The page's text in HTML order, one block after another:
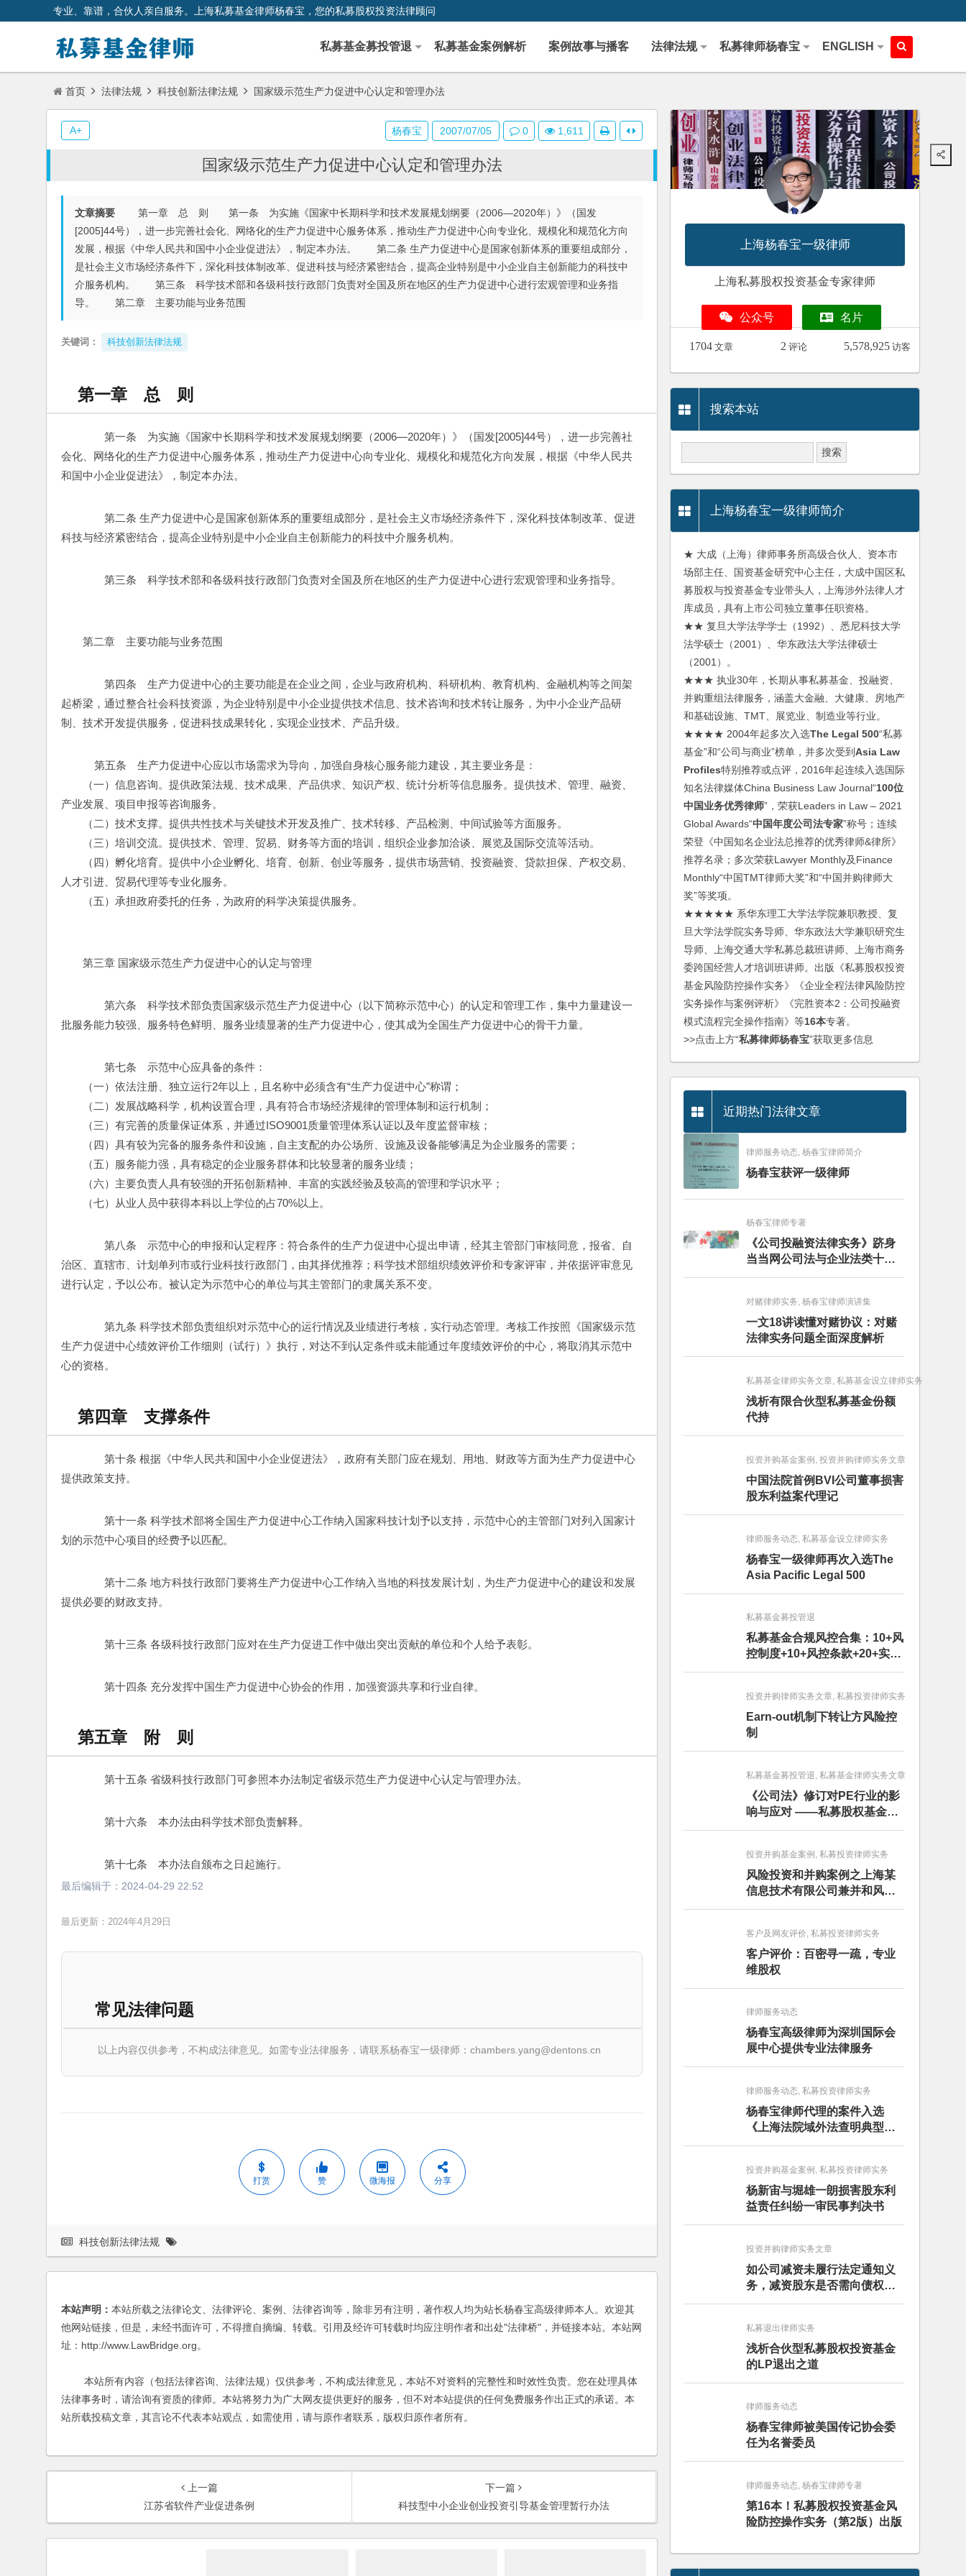
专业、靠谱，合伙人亲自服务。上海私募基金律师杨春宝，您的私募股权投资法律顾问
私募基金募投管退 私募基金案例解析 案例故事与播客 法律法规 私募律师杨春宝 ENGLISH
首页 法律法规 科技创新法律法规 国家级示范生产力促进中心认定和管理办法
国家级示范生产力促进中心认定和管理办法
文章摘要 第一章 总 则 第一条 为实施《国家中长期科学和技术发展规划纲要（2006—2020年）》（国发
[2005]44号），进一步完善社会化、网络化的生产力促进中心服务体系，推动生产力促进中心向专业化、规模化和规范化方向
发展，根据《中华人民共和国中小企业促进法》，制定本办法。 第二条 生产力促进中心是国家创新体系的重要组成部分，
是社会主义市场经济条件下，深化科技体制改革、促进科技与经济紧密结合，提高企业特别是中小企业自主创新能力的科技中
介服务机构。 第三条 科学技术部和各级科技行政部门负责对全国及所在地区的生产力促进中心进行宏观管理和业务指
导。 第二章 主要功能与业务范围
关键词： 科技创新法律法规
第一章 总 则
第一条　为实施《国家中长期科学和技术发展规划纲要（2006—2020年）》（国发[2005]44号），进一步完善社
会化、网络化的生产力促进中心服务体系，推动生产力促进中心向专业化、规模化和规范化方向发展，根据《中华人民共
和国中小企业促进法》，制定本办法。
第二条 生产力促进中心是国家创新体系的重要组成部分，是社会主义市场经济条件下，深化科技体制改革、促进
科技与经济紧密结合，提高企业特别是中小企业自主创新能力的科技中介服务机构。
第三条　科学技术部和各级科技行政部门负责对全国及所在地区的生产力促进中心进行宏观管理和业务指导。
第二章　主要功能与业务范围
第四条　生产力促进中心的主要功能是在企业之间，企业与政府机构、科研机构、教育机构、金融机构等之间架
起桥梁，通过整合社会科技资源，为企业特别是中小企业提供技术信息、技术咨询和技术转让服务，为中小企业产品研
制、技术开发提供服务，促进科技成果转化，实现企业技术、产品升级。
第五条　生产力促进中心应以市场需求为导向，加强自身核心服务能力建设，其主要业务是：
（一）信息咨询。提供政策法规、技术成果、产品供求、知识产权、统计分析等信息服务。提供技术、管理、融资、
产业发展、项目申报等咨询服务。
（二）技术支撑。提供共性技术与关键技术开发及推广、技术转移、产品检测、中间试验等方面服务。
（三）培训交流。提供技术、管理、贸易、财务等方面的培训，组织企业参加洽谈、展览及国际交流等活动。
（四）孵化培育。提供中小企业孵化、培育、创新、创业等服务，提供市场营销、投资融资、贷款担保、产权交易、
人才引进、贸易代理等专业化服务。
（五）承担政府委托的任务，为政府的科学决策提供服务。
第三章 国家级示范生产力促进中心的认定与管理
第六条　科学技术部负责国家级示范生产力促进中心（以下简称示范中心）的认定和管理工作，集中力量建设一
批服务能力较强、服务特色鲜明、服务业绩显著的生产力促进中心，使其成为全国生产力促进中心的骨干力量。
第七条　示范中心应具备的条件：
（一）依法注册、独立运行2年以上，且名称中必须含有“生产力促进中心”称谓；
（二）发展战略科学，机构设置合理，具有符合市场经济规律的管理体制和运行机制；
（三）有完善的质量保证体系，并通过ISO9001质量管理体系认证以及年度监督审核；
（四）具有较为完备的服务条件和设施，自主支配的办公场所、设施及设备能够满足为企业服务的需要；
（五）服务能力强，具有稳定的企业服务群体和比较显著的服务业绩；
（六）主要负责人具有较强的开拓创新精神、丰富的实践经验及较高的管理和学识水平；
（七）从业人员中获得本科以上学位的占70%以上。
第八条　示范中心的申报和认定程序：符合条件的生产力促进中心提出申请，经其主管部门审核同意，报省、自
治区、直辖市、计划单列市或行业科技行政部门，由其择优推荐；科学技术部组织绩效评价和专家评审，并依据评审意见
进行认定，予以公布。被认定为示范中心的单位与其主管部门的隶属关系不变。
第九条 科学技术部负责组织对示范中心的运行情况及业绩进行考核，实行动态管理。考核工作按照《国家级示范
生产力促进中心绩效评价工作细则（试行）》执行，对达不到认定条件或未能通过年度绩效评价的中心，将取消其示范中
心的资格。
第四章 支撑条件
第十条 根据《中华人民共和国中小企业促进法》，政府有关部门应在规划、用地、财政等方面为生产力促进中心
提供政策支持。
第十一条 科学技术部将全国生产力促进中心工作纳入国家科技计划予以支持，示范中心的主管部门对列入国家计
划的示范中心项目的经费予以匹配。
第十二条 地方科技行政部门要将生产力促进中心工作纳入当地的科技发展计划，为生产力促进中心的建设和发展
提供必要的财政支持。
第十三条 各级科技行政部门应对在生产力促进工作中做出突出贡献的单位和个人给予表彰。
第十四条 充分发挥中国生产力促进中心协会的作用，加强资源共享和行业自律。
第五章 附 则
第十五条 省级科技行政部门可参照本办法制定省级示范生产力促进中心认定与管理办法。
第十六条　本办法由科学技术部负责解释。
第十七条　本办法自颁布之日起施行。
最后编辑于： 2024-04-29 22:52
最后更新：2024年4月29日
常见法律问题
以上内容仅供参考，不构成法律意见。如需专业法律服务，请联系杨春宝一级律师：chambers.yang@dentons.cn
打赏 赞 微海报 分享
杨春宝 2007/07/05 0 1,611
A+
科技创新法律法规
本站声明： 本站所载之法律论文、法律评论、案例、法律咨询等，除非另有注明，著作权人均为站长杨春宝高级律师本人。欢迎其
他网站链接，但是，未经书面许可，不得擅自摘编、转载。引用及经许可转载时均应注明作者和出处"法律桥"，并链接本站。本站网
址：http://www.LawBridge.org。
本站所有内容（包括法律咨询、法律法规）仅供参考，不构成法律意见，本站不对资料的完整性和时效性负责。您在处理具体
法律事务时，请洽询有资质的律师。本站将努力为广大网友提供更好的服务，但不对本站提供的任何免费服务作出正式的承诺。本
站所载投稿文章，其言论不代表本站观点，如需使用，请与原作者联系，版权归原作者所有。
上一篇
江苏省软件产业促进条例
下一篇
科技型中小企业创业投资引导基金管理暂行办法
上海杨春宝一级律师
上海私募股权投资基金专家律师
公众号 名片
1704 文章 2 评论 5,578,925 访客
搜索本站
上海杨春宝一级律师简介
★ 大成（上海）律师事务所高级合伙人、资本市
场部主任、国资基金研究中心主任，大成中国区私
募股权与投资基金专业带头人，上海涉外法律人才
库成员，具有上市公司独立董事任职资格。
★★ 复旦大学法学学士（1992）、悉尼科技大学
法学硕士（2001）、华东政法大学法律硕士
（2001）。
★★★ 执业30年，长期从事私募基金、投融资、
并购重组法律服务，涵盖大金融、大健康、房地产
和基础设施、TMT、展览业、制造业等行业。
★★★★ 2004年起多次入选The Legal 500“私募
基金”和“公司与商业”榜单，并多次受到Asia Law
Profiles特别推荐或点评，2016年起连续入选国际
知名法律媒体China Business Law Journal“100位
中国业务优秀律师”，荣获Leaders in Law – 2021
Global Awards“中国年度公司法专家”称号；连续
荣登《中国知名企业法总推荐的优秀律师&律所》
推荐名录；多次荣获Lawyer Monthly及Finance
Monthly“中国TMT律师大奖”和“中国并购律师大
奖”等奖项。
★★★★★ 系华东理工大学法学院兼职教授、复
旦大学法学院实务导师、华东政法大学兼职研究生
导师、上海交通大学私募总裁班讲师、上海市商务
委跨国经营人才培训班讲师。出版《私募股权投资
基金风险防控操作实务》《企业全程法律风险防控
实务操作与案例评析》《完胜资本2：公司投融资
模式流程完全操作指南》等16本专著。
>>点击上方“私募律师杨春宝”获取更多信息
近期热门法律文章
律师服务动态, 杨春宝律师简介
杨春宝获评一级律师
杨春宝律师专著
《公司投融资法律实务》跻身
当当网公司法与企业法类十大
畅销图书榜
对赌律师实务, 杨春宝律师演讲集
一文18讲读懂对赌协议：对赌
法律实务问题全面深度解析
私募基金律师实务文章, 私募基金设立律师实务
浅析有限合伙型私募基金份额
代持
投资并购基金案例, 投资并购律师实务文章
中国法院首例BVI公司董事损害
股东利益案代理记
律师服务动态, 私募基金设立律师实务
杨春宝一级律师再次入选The
Asia Pacific Legal 500
私募基金募投管退
私募基金合规风控合集：10+风
控制度+10+风控条款+20+实务
文章+每月动态
投资并购律师实务文章, 私募投资律师实务
Earn-out机制下转让方风险控
制
私募基金募投管退, 私募基金律师实务文章
《公司法》修订对PE行业的影
响与应对 ——私募股权基金募
投管退篇
投资并购基金案例, 私募投资律师实务
风险投资和并购案例之上海某
信息技术有限公司兼并和风险
投资服务
客户及网友评价, 私募投资律师实务
客户评价：百密寻一疏，专业
维股权
律师服务动态
杨春宝高级律师为深圳国际会
展中心提供专业法律服务
律师服务动态, 私募投资律师实务
杨春宝律师代理的案件入选
《上海法院域外法查明典型案
例》
投资并购基金案例, 私募投资律师实务
杨新宙与堀雄一朗损害股东利
益责任纠纷一审民事判决书
投资并购律师实务文章
如公司减资未履行法定通知义
务，减资股东是否需向债权人
担责？且看最高人民法院怎么
私募退出律师实务
浅析合伙型私募股权投资基金
的LP退出之道
律师服务动态
杨春宝律师被美国传记协会委
任为名誉委员
律师服务动态, 杨春宝律师专著
第16本！私募股权投资基金风
险防控操作实务（第2版）出版